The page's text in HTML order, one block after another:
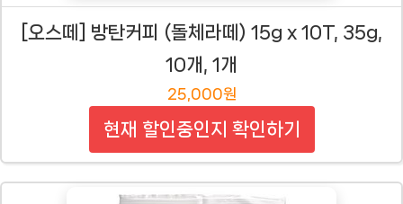
[오스떼] 방탄커피 (돌체라떼) 15g x 10T, 35g,
10개, 1개
25,000원
현재 할인중인지 확인하기